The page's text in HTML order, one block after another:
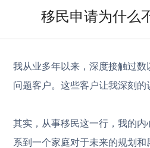
移民申请为什么
我从业多年以来，深度接触过
问题客户。这些客户让我深刻的
其实，从事移民这一行，我的
系到一个家庭对于未来的规划